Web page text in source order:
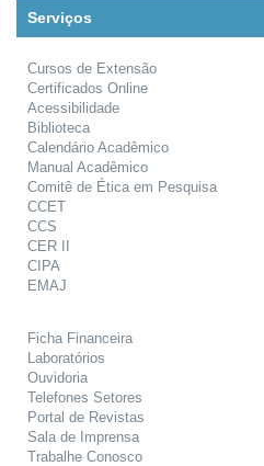
Serviços
Cursos de Extensão
Certificados Online
Acessibilidade
Biblioteca
Calendário Acadêmico
Manual Acadêmico
Comitê de Ética em Pesquisa
CCET
CCS
CER II
CIPA
EMAJ
Ficha Financeira
Laboratórios
Ouvidoria
Telefones Setores
Portal de Revistas
Sala de Imprensa
Trabalhe Conosco